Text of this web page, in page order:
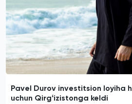
Pavel Durov investitsion loyiha
uchun Qirgʻizistonga keldi